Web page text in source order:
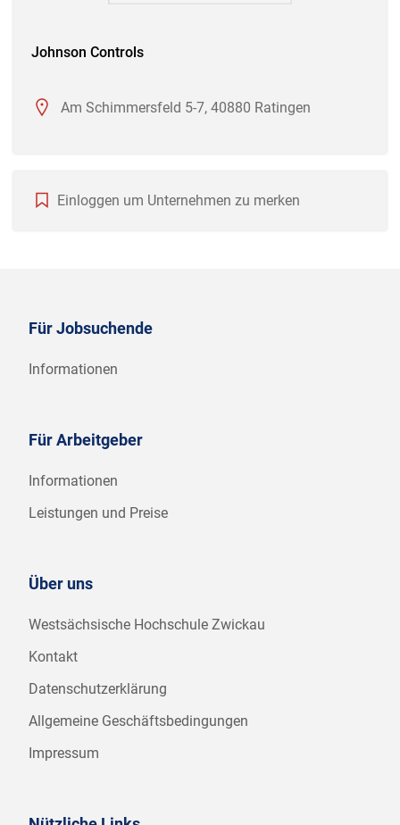
Johnson Controls
Am Schimmersfeld 5-7, 40880 Ratingen
Einloggen um Unternehmen zu merken
Für Jobsuchende
Informationen
Für Arbeitgeber
Informationen
Leistungen und Preise
Über uns
Westsächsische Hochschule Zwickau
Kontakt
Datenschutzerklärung
Allgemeine Geschäftsbedingungen
Impressum